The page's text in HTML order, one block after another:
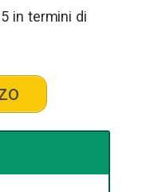
in termini di